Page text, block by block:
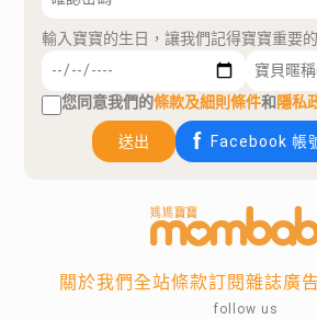
輸入寶寶的生日，讓我們記得寶寶重要
您同意我們的條款及細則條件和隱私
送出 Facebook 帳
關於我們全站條款訂閱雜誌廣
follow us